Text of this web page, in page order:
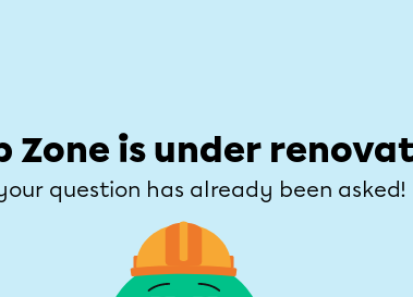
Zone is under
question has already been asked!